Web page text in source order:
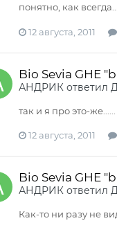
понятно, как
12 августа, 2011
Bio Sevia GHE
АНДРИКответил
так и я про это-
12 августа, 2011
Bio Sevia GHE
АНДРИКответил
Как-то ни разу не